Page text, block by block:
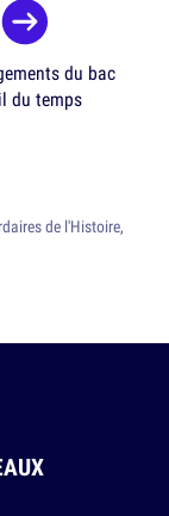
du bac
du temps
de l'Histoire,